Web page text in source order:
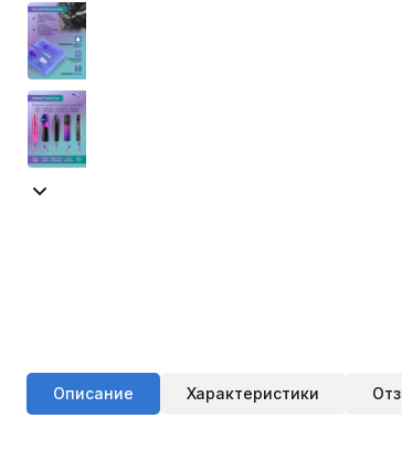
Описание Характеристики